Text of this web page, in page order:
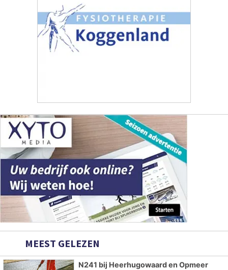
MEEST GELEZEN
N241 bij Heerhugowaard en Opmeer